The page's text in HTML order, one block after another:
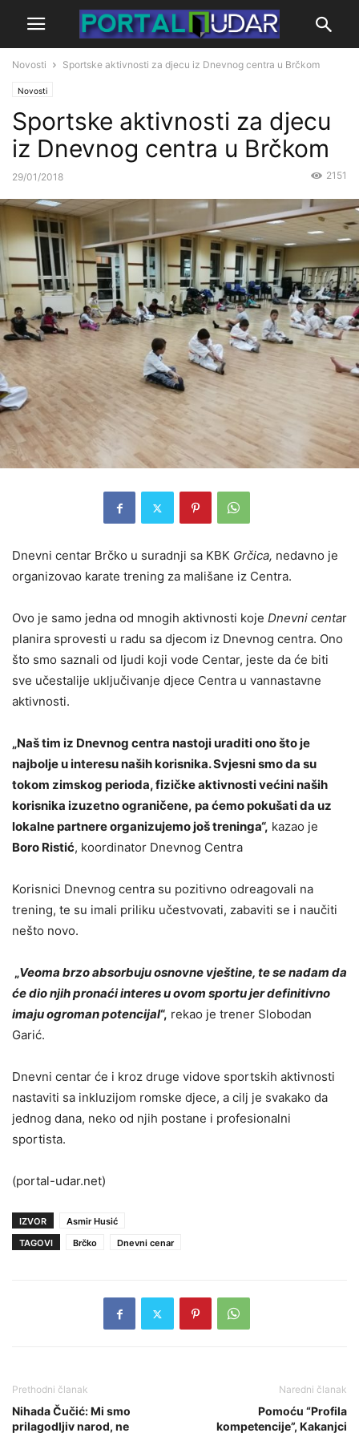
Novosti Sportske aktivnosti za djecu iz Dnevnog centra u Brčkom
Novosti
Sportske aktivnosti za djecu
iz Dnevnog centra u Brčkom
29/01/2018 2151
Dnevni centar Brčko u suradnji sa KBK Grčica, nedavno je
organizovao karate trening za mališane iz Centra.
Ovo je samo jedna od mnogih aktivnosti koje Dnevni centar
planira sprovesti u radu sa djecom iz Dnevnog centra. Ono
što smo saznali od ljudi koji vode Centar, jeste da će biti
sve učestalije uključivanje djece Centra u vannastavne
aktivnosti.
„Naš tim iz Dnevnog centra nastoji uraditi ono što je
najbolje u interesu naših korisnika. Svjesni smo da su
tokom zimskog perioda, fizičke aktivnosti većini naših
korisnika izuzetno ograničene, pa ćemo pokušati da uz
lokalne partnere organizujemo još treninga“, kazao je
Boro Ristić, koordinator Dnevnog Centra
Korisnici Dnevnog centra su pozitivno odreagovali na
trening, te su imali priliku učestvovati, zabaviti se i naučiti
nešto novo.
„Veoma brzo absorbuju osnovne vještine, te se nadam da
će dio njih pronaći interes u ovom sportu jer definitivno
imaju ogroman potencijal“, rekao je trener Slobodan
Garić.
Dnevni centar će i kroz druge vidove sportskih aktivnosti
nastaviti sa inkluzijom romske djece, a cilj je svakako da
jednog dana, neko od njih postane i profesionalni
sportista.
(portal-udar.net)
IZVOR
Asmir Husić
TAGOVI
Brčko Dnevni cenar
Prethodni članak
Nihada Čučić: Mi smo
prilagodljiv narod, ne
Naredni članak
Pomoću “Profila
kompetencije”, Kakanjci